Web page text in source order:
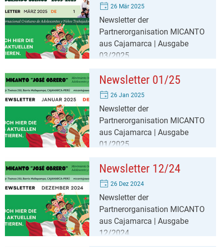
26 Mär 2025
Newsletter der
Partnerorganisation MICANTO
aus Cajamarca | Ausgabe
03/2025
Newsletter 01/25
26 Jan 2025
Newsletter der
Partnerorganisation MICANTO
aus Cajamarca | Ausgabe
01/2025
Newsletter 12/24
26 Dez 2024
Newsletter der
Partnerorganisation MICANTO
aus Cajamarca | Ausgabe
12/2024